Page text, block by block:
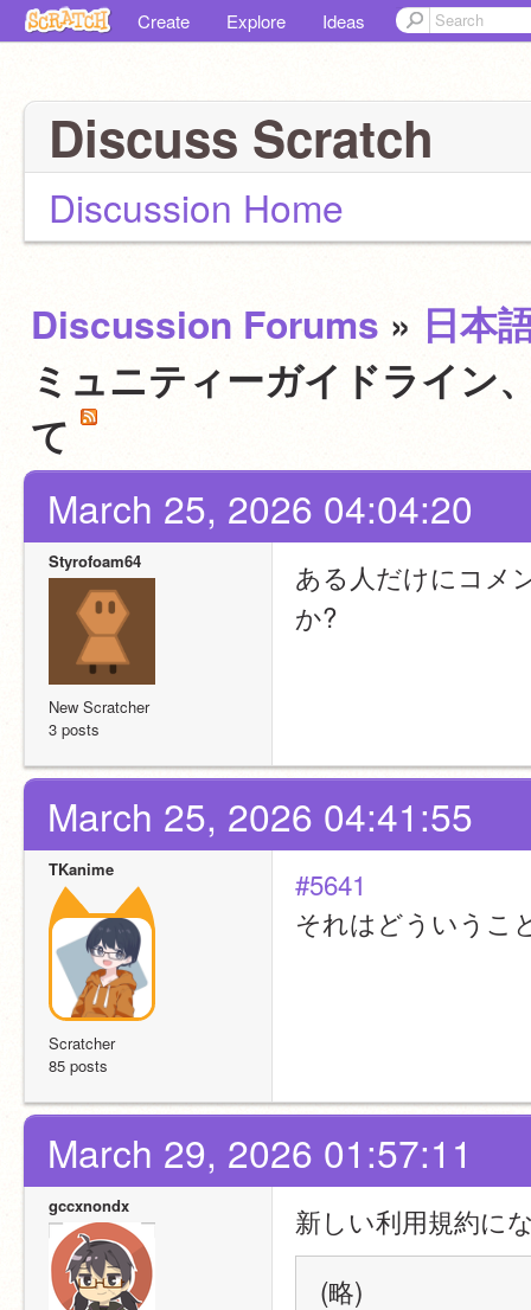
Create Explore Ideas
Discuss Scratch
Discussion Home
Discussion Forums » 日本
ミュニティーガイドライン
て
March 25, 2026 04:04:20
Styrofoam64
New Scratcher
3 posts
ある人だけにコメ
か?
March 25, 2026 04:41:55
TKanime
Scratcher
85 posts
#5641
それはどういうこ
March 29, 2026 01:57:11
gccxnondx
新しい利用規約に
(略)